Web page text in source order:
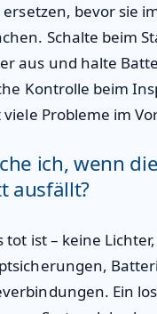
bevor sie
Schalte beim
aus und halte
Kontrolle beim
Probleme im
ich, wenn
ausfällt?
tot ist – keine
Ein